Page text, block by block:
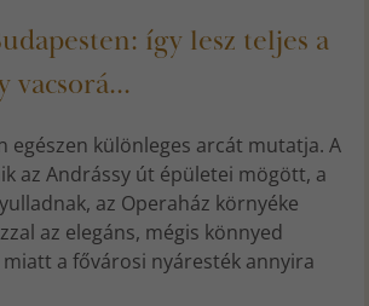
így lesz teljes a
vacsorá...
egészen különleges arcát mutatja. A
az Andrássy út épületei mögött, a
az Operaház környéke
az elegáns, mégis könnyed
a fővárosi nyáresték annyira